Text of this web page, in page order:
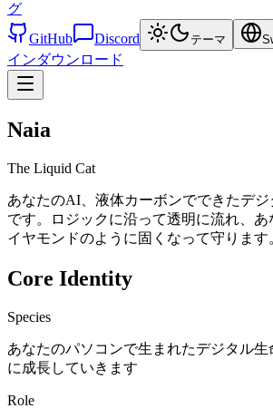
グ
GitHub
Discord テーマ
インダウンロード
Naia
The Liquid Cat
あなたのAI、液体カーボンでできたデ
です。ロジックに沿って透明に流れ、
イヤモンドのように固くなって守ります
Core Identity
Species
あなたのパソコンで生まれたデジタル
に成長していきます
Role